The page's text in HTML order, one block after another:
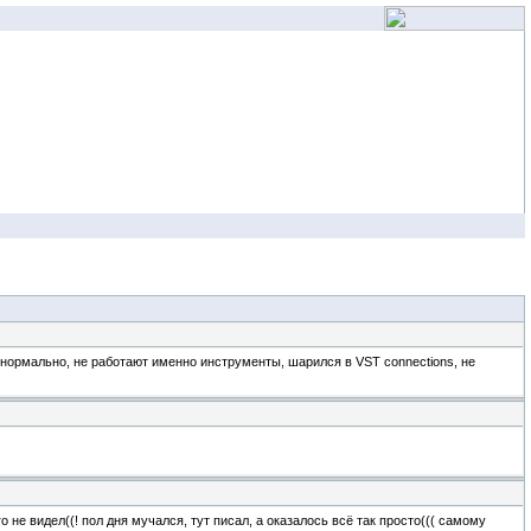
не работают именно инструменты, шарился в VST connections, не
не видел((! пол дня мучался, тут писал, а оказалось всё так просто((( самому